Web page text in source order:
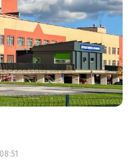
08:51